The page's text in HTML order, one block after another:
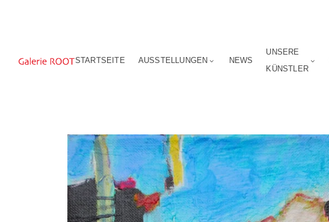
STARTSEITE AUSSTELLUNGEN NEWS
UNSERE
KÜNSTLER